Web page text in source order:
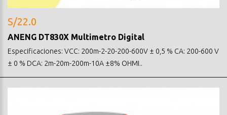
S/22.0
ANENG DT830X Multimetro Digital
Especificaciones: VCC: 200m-2-20-200-600V ± 0,5 % CA: 200-600 V
± 0 % DCA: 2m-20m-200m-10A ±8% OHMI..